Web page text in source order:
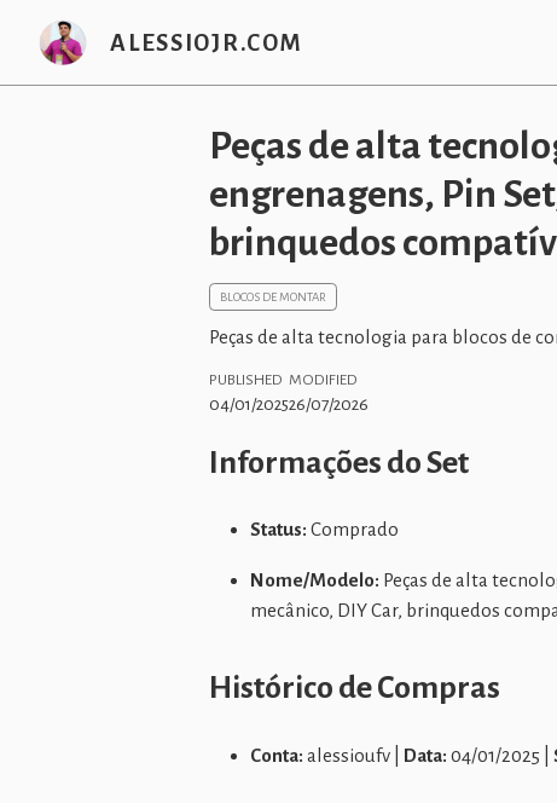
ALESSIOJR.COM
Peças de alta
engrenagens, Pin
brinquedos
BLOCOS DE MONTAR
Peças de alta tecnologia para blocos de
PUBLISHED
04/01/2025
MODIFIED
26/07/2026
Informações do Set
Status: Comprado
Nome/Modelo: Peças de alta
mecânico, DIY Car, brinquedos
Histórico de Compras
Conta: alessioufv | Data: 04/01/2025 |